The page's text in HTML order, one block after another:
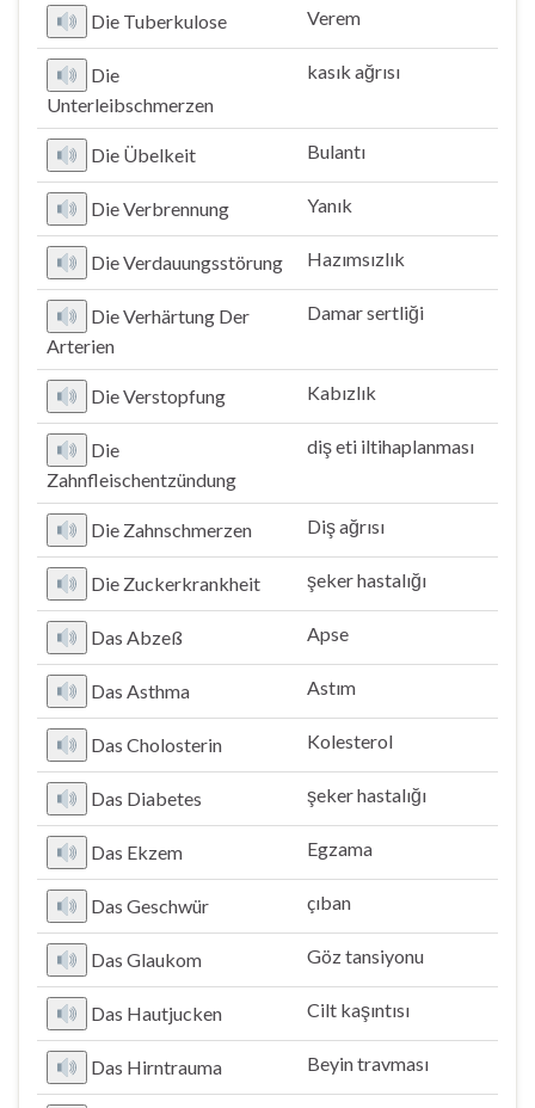
Die Tuberkulose Verem
Die
Unterleibschmerzen
kasık ağrısı
Die Übelkeit Bulantı
Die Verbrennung Yanık
Die Verdauungsstörung Hazımsızlık
Die Verhärtung Der
Arterien
Damar sertliği
Die Verstopfung Kabızlık
Die
Zahnfleischentzündung
diş eti iltihaplanması
Die Zahnschmerzen Diş ağrısı
Die Zuckerkrankheit şeker hastalığı
Das Abzeß Apse
Das Asthma Astım
Das Cholosterin Kolesterol
Das Diabetes şeker hastalığı
Das Ekzem Egzama
Das Geschwür çıban
Das Glaukom Göz tansiyonu
Das Hautjucken Cilt kaşıntısı
Das Hirntrauma Beyin travması